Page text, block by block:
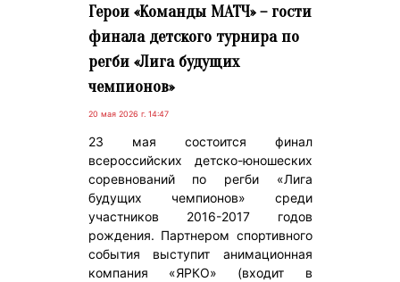
Герои «Команды МАТЧ» – гости
финала детского турнира по
регби «Лига будущих
чемпионов»
20 мая 2026 г. 14:47
23 мая состоится финал
всероссийских детско-юношеских
соревнований по регби «Лига
будущих чемпионов» среди
участников 2016-2017 годов
рождения. Партнером спортивного
события выступит анимационная
компания «ЯРКО» (входит в